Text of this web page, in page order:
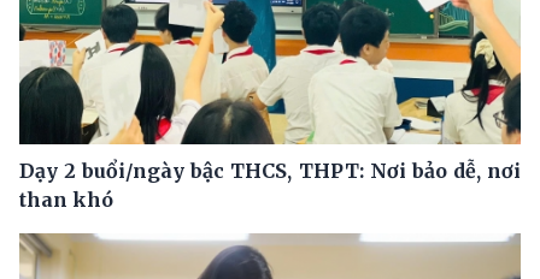
Dạy 2 buổi/ngày bậc THCS, THPT: Nơi bảo dễ, nơi
than khó